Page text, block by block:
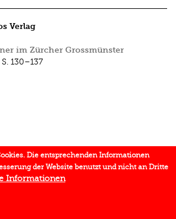
Verlag
im Zürcher Grossmünster
S. 130–137
Die entsprechenden Informationen
der Website benutzt und nicht an Dritte
Informationen